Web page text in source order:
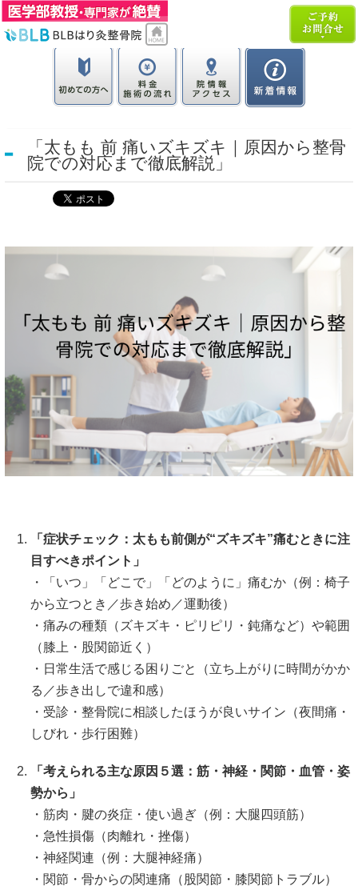
「太もも 前 痛いズキズキ｜原因から整骨
院での対応まで徹底解説」
「症状チェック：太もも前側が“ズキズキ”痛むときに注
目すべきポイント」
・「いつ」「どこで」「どのように」痛むか（例：椅子
から立つとき／歩き始め／運動後）
・痛みの種類（ズキズキ・ピリピリ・鈍痛など）や範囲
（膝上・股関節近く）
・日常生活で感じる困りごと（立ち上がりに時間がかか
る／歩き出しで違和感）
・受診・整骨院に相談したほうが良いサイン（夜間痛・
しびれ・歩行困難）
「考えられる主な原因５選：筋・神経・関節・血管・姿
勢から」
・筋肉・腱の炎症・使い過ぎ（例：大腿四頭筋）
・急性損傷（肉離れ・挫傷）
・神経関連（例：大腿神経痛）
・関節・骨からの関連痛（股関節・膝関節トラブル）